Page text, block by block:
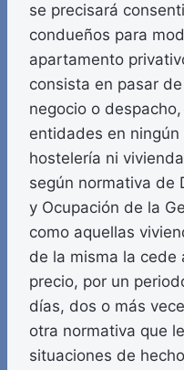
se precisará
condueños para
apartamento
consista en pasar
negocio o
entidades en
hostelería ni
según normativa de
y Ocupación de la
como aquellas
de la misma la cede
precio, por un
días, dos o más
otra normativa que
situaciones de